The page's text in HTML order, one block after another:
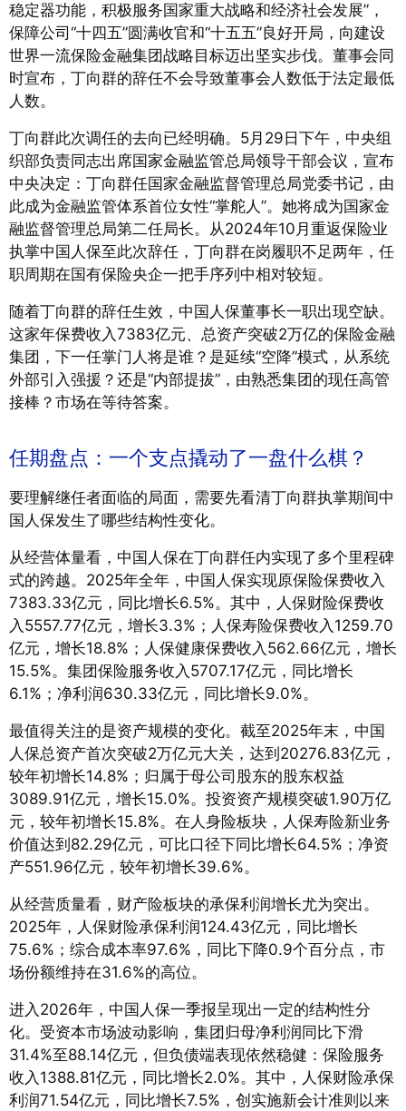
稳定器功能，积极服务国家重大战略和经济社会发展”，
保障公司“十四五”圆满收官和“十五五”良好开局，向建设
世界一流保险金融集团战略目标迈出坚实步伐。董事会同
时宣布，丁向群的辞任不会导致董事会人数低于法定最低
人数。
丁向群此次调任的去向已经明确。5月29日下午，中央组
织部负责同志出席国家金融监管总局领导干部会议，宣布
中央决定：丁向群任国家金融监督管理总局党委书记，由
此成为金融监管体系首位女性“掌舵人”。她将成为国家金
融监督管理总局第二任局长。从2024年10月重返保险业
执掌中国人保至此次辞任，丁向群在岗履职不足两年，任
职周期在国有保险央企一把手序列中相对较短。
随着丁向群的辞任生效，中国人保董事长一职出现空缺。
这家年保费收入7383亿元、总资产突破2万亿的保险金融
集团，下一任掌门人将是谁？是延续“空降”模式，从系统
外部引入强援？还是“内部提拔”，由熟悉集团的现任高管
接棒？市场在等待答案。
任期盘点：一个支点撬动了一盘什么棋？
要理解继任者面临的局面，需要先看清丁向群执掌期间中
国人保发生了哪些结构性变化。
从经营体量看，中国人保在丁向群任内实现了多个里程碑
式的跨越。2025年全年，中国人保实现原保险保费收入
7383.33亿元，同比增长6.5%。其中，人保财险保费收
入5557.77亿元，增长3.3%；人保寿险保费收入1259.70
亿元，增长18.8%；人保健康保费收入562.66亿元，增长
15.5%。集团保险服务收入5707.17亿元，同比增长
6.1%；净利润630.33亿元，同比增长9.0%。
最值得关注的是资产规模的变化。截至2025年末，中国
人保总资产首次突破2万亿元大关，达到20276.83亿元，
较年初增长14.8%；归属于母公司股东的股东权益
3089.91亿元，增长15.0%。投资资产规模突破1.90万亿
元，较年初增长15.8%。在人身险板块，人保寿险新业务
价值达到82.29亿元，可比口径下同比增长64.5%；净资
产551.96亿元，较年初增长39.6%。
从经营质量看，财产险板块的承保利润增长尤为突出。
2025年，人保财险承保利润124.43亿元，同比增长
75.6%；综合成本率97.6%，同比下降0.9个百分点，市
场份额维持在31.6%的高位。
进入2026年，中国人保一季报呈现出一定的结构性分
化。受资本市场波动影响，集团归母净利润同比下滑
31.4%至88.14亿元，但负债端表现依然稳健：保险服务
收入1388.81亿元，同比增长2.0%。其中，人保财险承保
利润71.54亿元，同比增长7.5%，创实施新会计准则以来